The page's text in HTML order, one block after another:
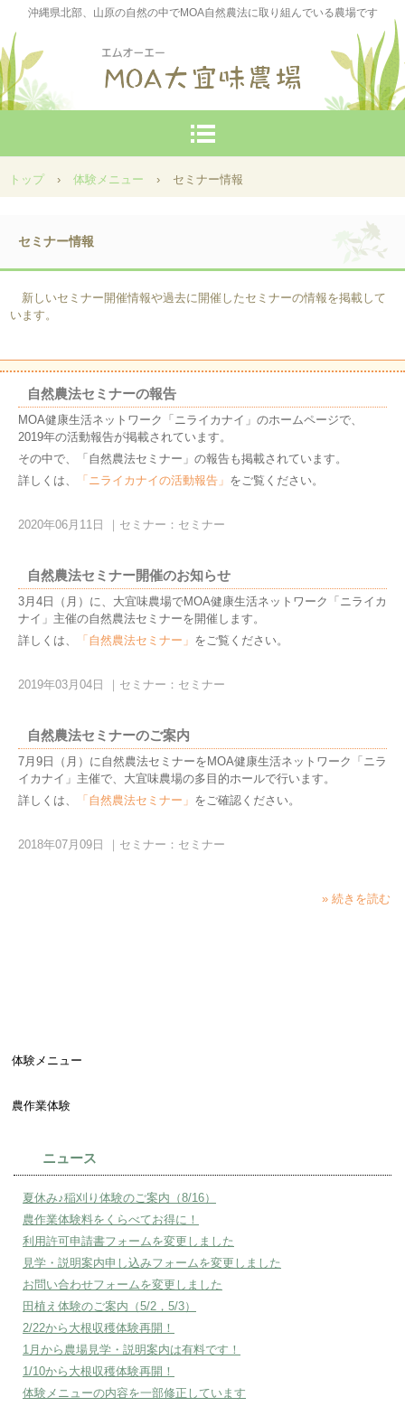
沖縄県北部、山原の自然の中でMOA自然農法に取り組んでいる農場です
トップ › 体験メニュー › セミナー情報
セミナー情報
新しいセミナー開催情報や過去に開催したセミナーの情報を掲載して
います。
自然農法セミナーの報告
MOA健康生活ネットワーク「ニライカナイ」のホームページで、
2019年の活動報告が掲載されています。
その中で、「自然農法セミナー」の報告も掲載されています。
詳しくは、
「ニライカナイの活動報告」 をご覧ください。
2020年06月11日 セミナー：セミナー
自然農法セミナー開催のお知らせ
3月4日（月）に、大宜味農場でMOA健康生活ネットワーク「ニライカ
ナイ」主催の自然農法セミナーを開催します。
詳しくは、
「自然農法セミナー」 をご覧ください。
2019年03月04日 セミナー：セミナー
自然農法セミナーのご案内
7月9日（月）に自然農法セミナーをMOA健康生活ネットワーク「ニラ
イカナイ」主催で、大宜味農場の多目的ホールで行います。
詳しくは、
「自然農法セミナー」 をご確認ください。
2018年07月09日 セミナー：セミナー
» 続きを読む
体験メニュー
農作業体験
ニュース
夏休み♪稲刈り体験のご案内（8/16）
農作業体験料をくらべてお得に！
利用許可申請書フォームを変更しました
見学・説明案内申し込みフォームを変更しました
お問い合わせフォームを変更しました
田植え体験のご案内（5/2，5/3）
2/22から大根収穫体験再開！
1月から農場見学・説明案内は有料です！
1/10から大根収穫体験再開！
体験メニューの内容を一部修正しています